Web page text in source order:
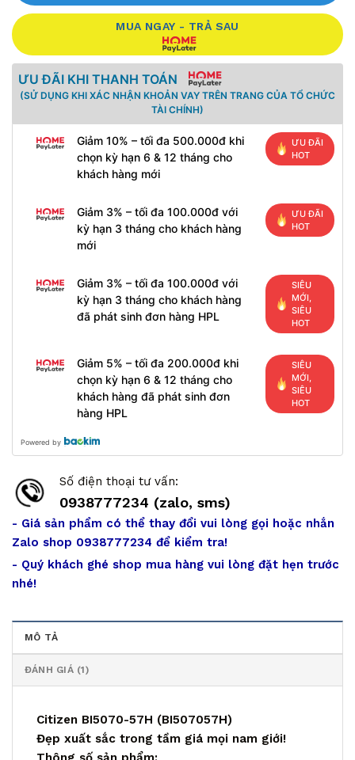
MUA NGAY - TRẢ SAU
ƯU ĐÃI KHI THANH TOÁN
(SỬ DỤNG KHI XÁC NHẬN KHOẢN VAY TRÊN TRANG CỦA TỔ CHỨC
TÀI CHÍNH)
Giảm 10% – tối đa 500.000đ khi
chọn kỳ hạn 6 & 12 tháng cho
khách hàng mới
ƯU ĐÃI
HOT
Giảm 3% – tối đa 100.000đ với
kỳ hạn 3 tháng cho khách hàng
mới
ƯU ĐÃI
HOT
Giảm 3% – tối đa 100.000đ với
kỳ hạn 3 tháng cho khách hàng
đã phát sinh đơn hàng HPL
SIÊU
MỚI,
SIÊU
HOT
Giảm 5% – tối đa 200.000đ khi
chọn kỳ hạn 6 & 12 tháng cho
khách hàng đã phát sinh đơn
hàng HPL
SIÊU
MỚI,
SIÊU
HOT
Powered by
Số điện thoại tư vấn:
0938777234 (zalo, sms)
- Giá sản phẩm có thể thay đổi vui lòng gọi hoặc nhắn
Zalo shop 0938777234 để kiểm tra!
- Quý khách ghé shop mua hàng vui lòng đặt hẹn trước
nhé!
MÔ TẢ
ĐÁNH GIÁ (1)
Citizen BI5070-57H (BI507057H)
Đẹp xuất sắc trong tầm giá mọi nam giới!